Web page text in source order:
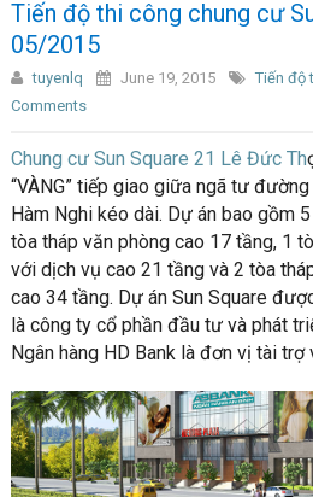
Tiến độ thi công chung cư
05/2015
tuyenlq June 19, 2015 Tiến độ
Comments
Chung cư Sun Square 21 Lê Đức Th
“VÀNG” tiếp giao giữa ngã tư
Hàm Nghi kéo dài. Dự án bao gồm
tòa tháp văn phòng cao 17 tầng, 1
với dịch vụ cao 21 tầng và 2 tòa
cao 34 tầng. Dự án Sun Square
là công ty cổ phần đầu tư và phát
Ngân hàng HD Bank là đơn vị tài trợ